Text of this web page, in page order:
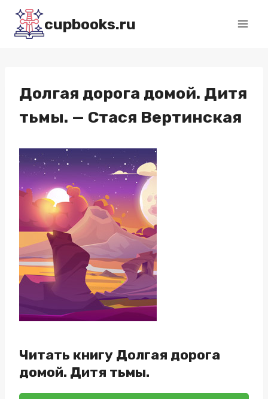
Перейти
содержимому
cupbooks.ru
Долгая дорога домой. Дитя
тьмы. — Стася Вертинская
Читать книгу Долгая дорога
домой. Дитя тьмы.